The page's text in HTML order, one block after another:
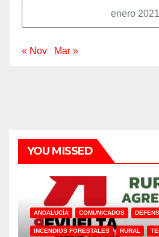
enero 2021
« Nov Mar »
YOU MISSED
ANDALUCÍA COMUNICADOS
INCENDIOS FORESTALES RURAL